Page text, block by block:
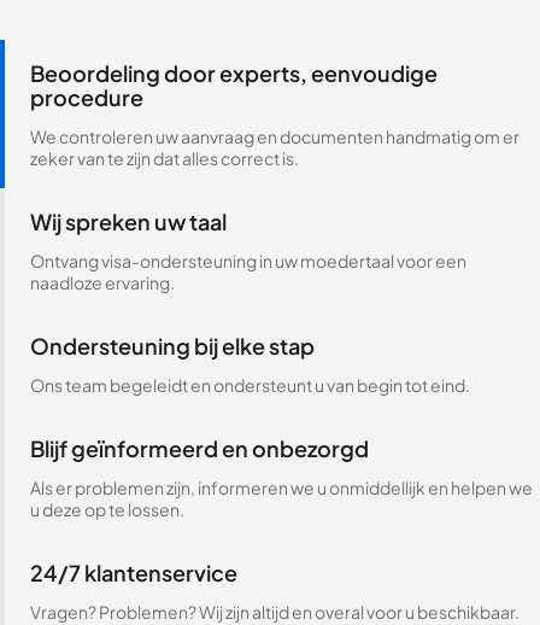
Beoordeling door experts, eenvoudige
procedure
We controleren uw aanvraag en documenten handmatig om er
zeker van te zijn dat alles correct is.
Wij spreken uw taal
Ontvang visa-ondersteuning in uw moedertaal voor een
naadloze ervaring.
Ondersteuning bij elke stap
Ons team begeleidt en ondersteunt u van begin tot eind.
Blijf geïnformeerd en onbezorgd
Als er problemen zijn, informeren we u onmiddellijk en helpen we
u deze op te lossen.
24/7 klantenservice
Vragen? Problemen? Wij zijn altijd en overal voor u beschikbaar.